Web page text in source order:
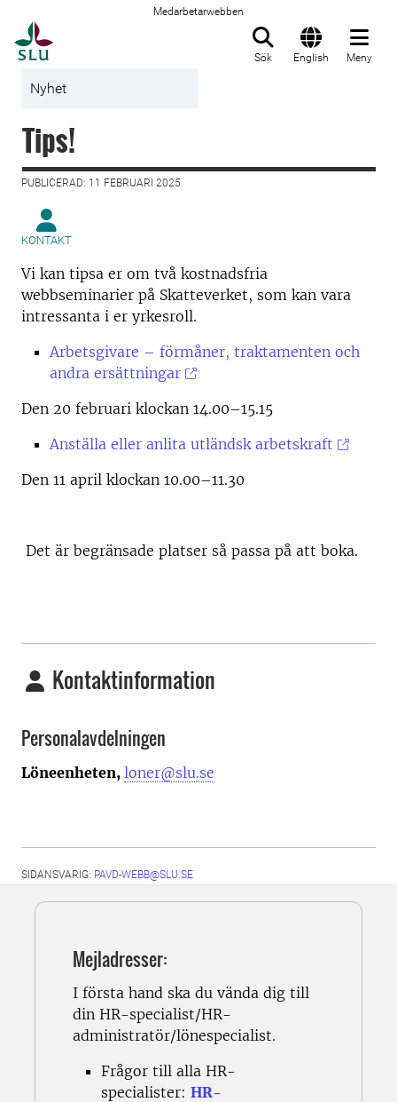
Medarbetarwebben
Sök English Meny
Nyhet
Tips!
PUBLICERAD: 11 FEBRUARI 2025
KONTAKT
Vi kan tipsa er om två kostnadsfria
webbseminarier på Skatteverket, som kan vara
intressanta i er yrkesroll.
Arbetsgivare – förmåner, traktamenten och
andra ersättningar
Den 20 februari klockan 14.00–15.15
Anställa eller anlita utländsk arbetskraft
Den 11 april klockan 10.00–11.30
Det är begränsade platser så passa på att boka.
Kontaktinformation
Personalavdelningen
Löneenheten, loner@slu.se
SIDANSVARIG: PAVD-WEBB@SLU.SE
Mejladresser:
I första hand ska du vända dig till
din HR-specialist/HR-
administratör/lönespecialist.
Frågor till alla HR-
specialister: HR-